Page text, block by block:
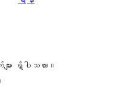
ား ရှိပါသလား။